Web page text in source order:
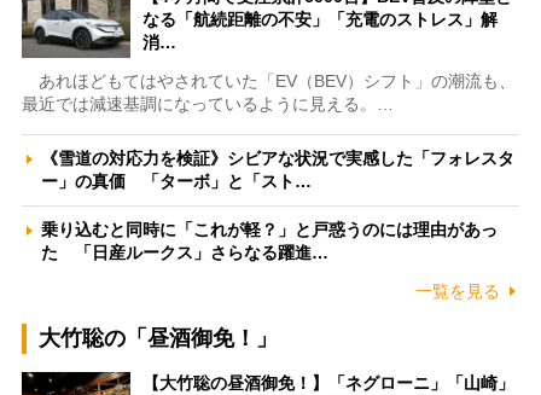
なる「航続距離の不安」「充電のストレス」解
消…
あれほどもてはやされていた「EV（BEV）シフト」の潮流も、
最近では減速基調になっているように見える。…
《雪道の対応力を検証》シビアな状況で実感した「フォレスタ
ー」の真価 「ターボ」と「スト…
乗り込むと同時に「これが軽？」と戸惑うのには理由があっ
た 「日産ルークス」さらなる躍進…
一覧を見る
大竹聡の「昼酒御免！」
【大竹聡の昼酒御免！】「ネグローニ」「山崎」